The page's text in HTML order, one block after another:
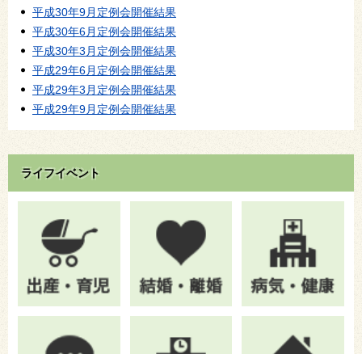
平成30年9月定例会開催結果
平成30年6月定例会開催結果
平成30年3月定例会開催結果
平成29年6月定例会開催結果
平成29年3月定例会開催結果
平成29年9月定例会開催結果
ライフイベント